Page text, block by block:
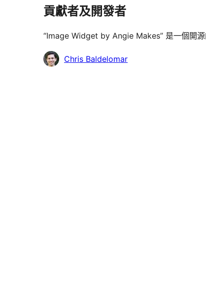
貢獻者及開發者
“Image Widget by Angie Makes” 是一個開
貢
Chris Baldelomar